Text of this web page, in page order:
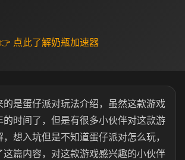
点此了解奶瓶加速器
的是蛋仔派对玩法介绍，虽然这款游戏
的时间了，但是有很多小伙伴对这款游
想入坑但是不知道蛋仔派对怎么玩，
这篇内容，对这款游戏感兴趣的小伙伴